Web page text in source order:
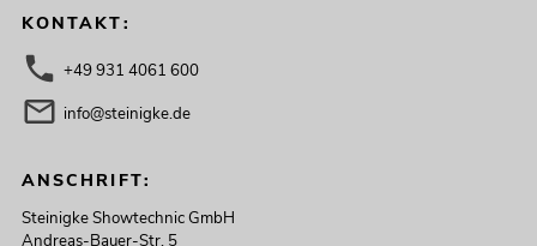
KONTAKT:
+49 931 4061 600
info@steinigke.de
ANSCHRIFT:
Steinigke Showtechnic GmbH
Andreas-Bauer-Str. 5